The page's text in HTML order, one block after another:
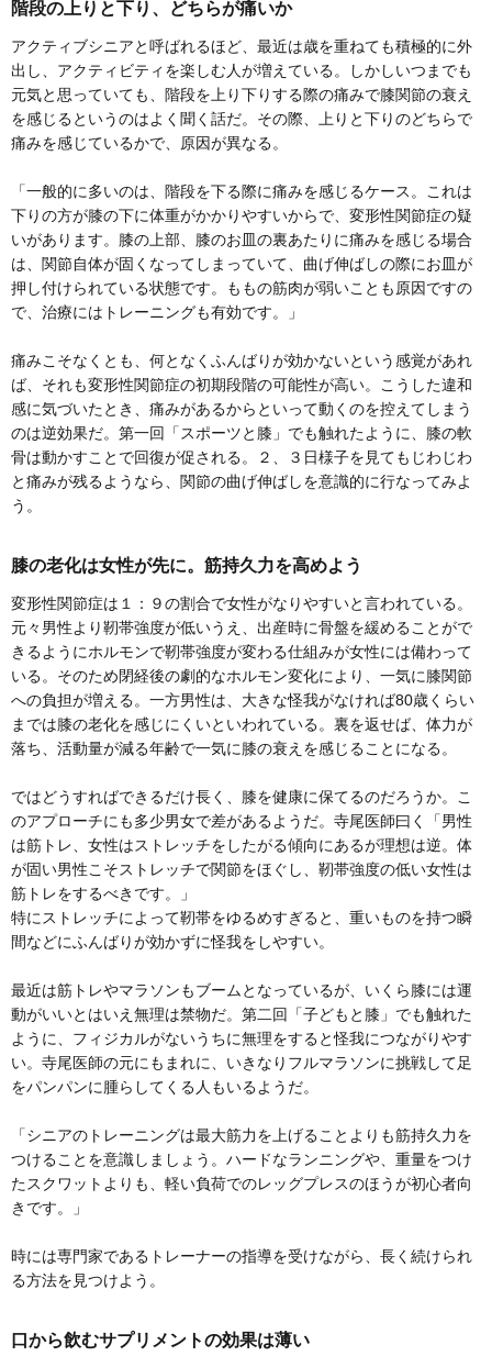
階段の上りと下り、どちらが痛いか
アクティブシニアと呼ばれるほど、最近は歳を重ねても積極的に外
出し、アクティビティを楽しむ人が増えている。しかしいつまでも
元気と思っていても、階段を上り下りする際の痛みで膝関節の衰え
を感じるというのはよく聞く話だ。その際、上りと下りのどちらで
痛みを感じているかで、原因が異なる。
「一般的に多いのは、階段を下る際に痛みを感じるケース。これは
下りの方が膝の下に体重がかかりやすいからで、変形性関節症の疑
いがあります。膝の上部、膝のお皿の裏あたりに痛みを感じる場合
は、関節自体が固くなってしまっていて、曲げ伸ばしの際にお皿が
押し付けられている状態です。ももの筋肉が弱いことも原因ですの
で、治療にはトレーニングも有効です。」
痛みこそなくとも、何となくふんばりが効かないという感覚があれ
ば、それも変形性関節症の初期段階の可能性が高い。こうした違和
感に気づいたとき、痛みがあるからといって動くのを控えてしまう
のは逆効果だ。第一回「スポーツと膝」でも触れたように、膝の軟
骨は動かすことで回復が促される。２、３日様子を見てもじわじわ
と痛みが残るようなら、関節の曲げ伸ばしを意識的に行なってみよ
う。
膝の老化は女性が先に。筋持久力を高めよう
変形性関節症は１：９の割合で女性がなりやすいと言われている。
元々男性より靭帯強度が低いうえ、出産時に骨盤を緩めることがで
きるようにホルモンで靭帯強度が変わる仕組みが女性には備わって
いる。そのため閉経後の劇的なホルモン変化により、一気に膝関節
への負担が増える。一方男性は、大きな怪我がなければ80歳くらい
までは膝の老化を感じにくいといわれている。裏を返せば、体力が
落ち、活動量が減る年齢で一気に膝の衰えを感じることになる。
ではどうすればできるだけ長く、膝を健康に保てるのだろうか。こ
のアプローチにも多少男女で差があるようだ。寺尾医師曰く「男性
は筋トレ、女性はストレッチをしたがる傾向にあるが理想は逆。体
が固い男性こそストレッチで関節をほぐし、靭帯強度の低い女性は
筋トレをするべきです。」
特にストレッチによって靭帯をゆるめすぎると、重いものを持つ瞬
間などにふんばりが効かずに怪我をしやすい。
最近は筋トレやマラソンもブームとなっているが、いくら膝には運
動がいいとはいえ無理は禁物だ。第二回「子どもと膝」でも触れた
ように、フィジカルがないうちに無理をすると怪我につながりやす
い。寺尾医師の元にもまれに、いきなりフルマラソンに挑戦して足
をパンパンに腫らしてくる人もいるようだ。
「シニアのトレーニングは最大筋力を上げることよりも筋持久力を
つけることを意識しましょう。ハードなランニングや、重量をつけ
たスクワットよりも、軽い負荷でのレッグプレスのほうが初心者向
きです。」
時には専門家であるトレーナーの指導を受けながら、長く続けられ
る方法を見つけよう。
口から飲むサプリメントの効果は薄い